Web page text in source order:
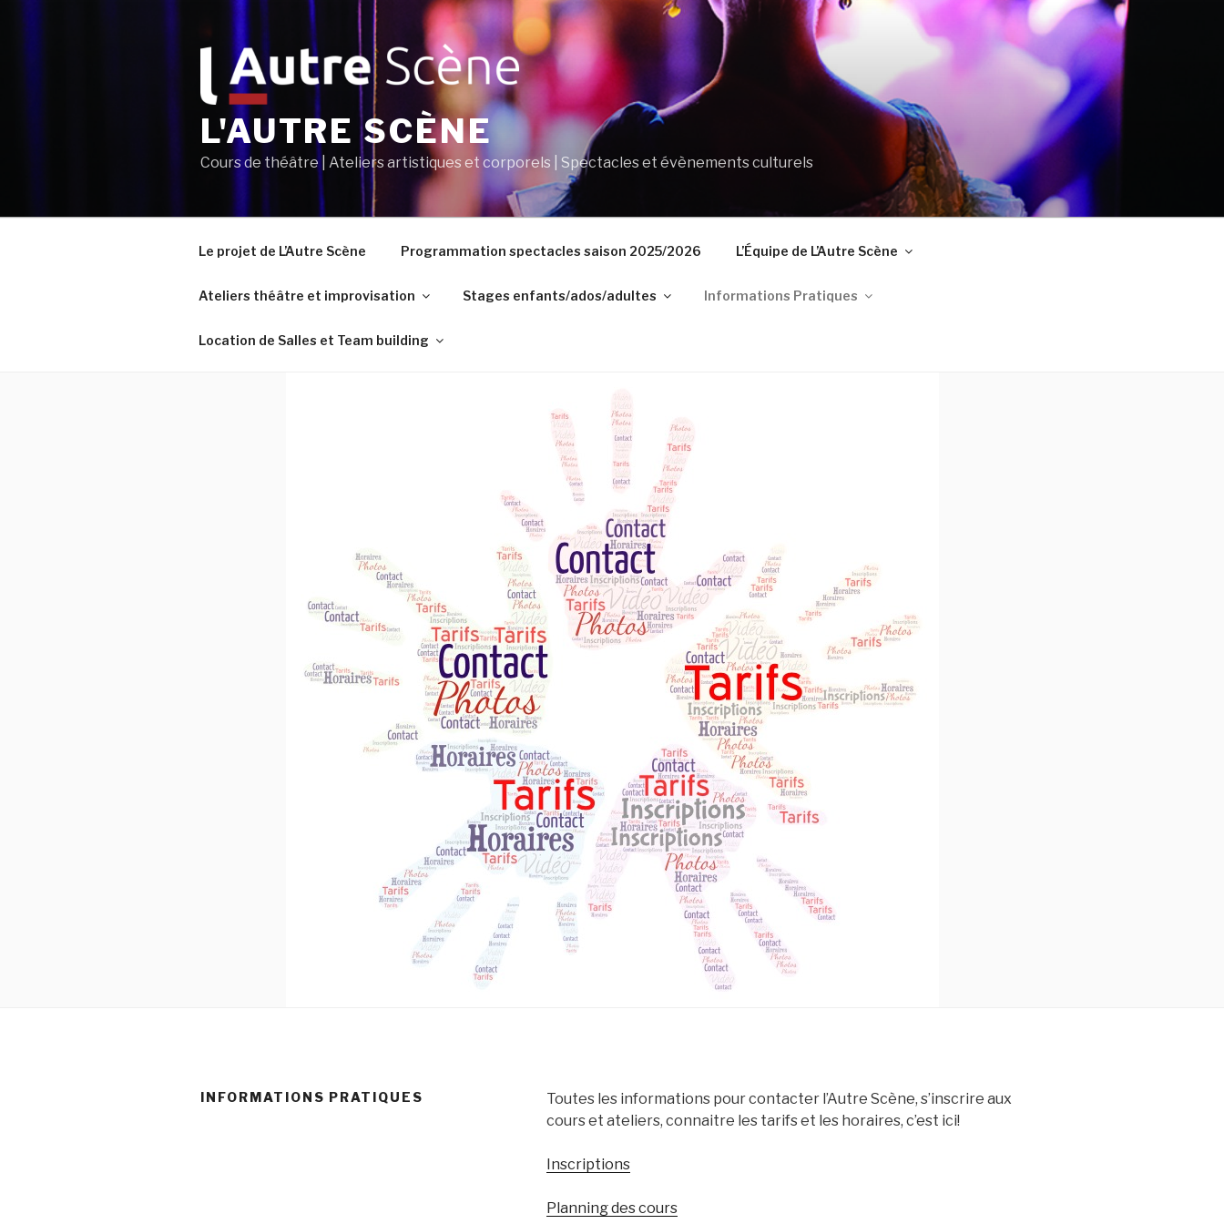
L'AUTRE SCÈNE
Cours de théâtre | Ateliers artistiques et corporels | Spectacles et évènements culturels
Le projet de L’Autre Scène Programmation spectacles saison 2025/2026 L’Équipe de L’Autre Scène
Ateliers théâtre et improvisation Stages enfants/ados/adultes Informations Pratiques
Location de Salles et Team building
INFORMATIONS PRATIQUES
Toutes les informations pour contacter l’Autre Scène, s’inscrire aux
cours et ateliers, connaitre les tarifs et les horaires, c’est ici!
Inscriptions
Planning des cours